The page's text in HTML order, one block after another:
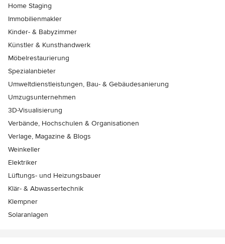
Home Staging
Immobilienmakler
Kinder- & Babyzimmer
Künstler & Kunsthandwerk
Möbelrestaurierung
Spezialanbieter
Umweltdienstleistungen, Bau- & Gebäudesanierung
Umzugsunternehmen
3D-Visualisierung
Verbände, Hochschulen & Organisationen
Verlage, Magazine & Blogs
Weinkeller
Elektriker
Lüftungs- und Heizungsbauer
Klär- & Abwassertechnik
Klempner
Solaranlagen